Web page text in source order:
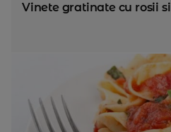
Vinete gratinate cu rosii